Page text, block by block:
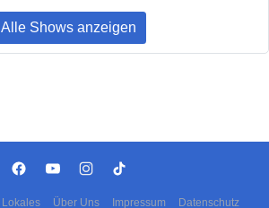
Alle Shows anzeigen
Lokales Über Uns Impressum Datenschutz